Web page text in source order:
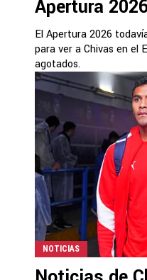
Apertura
El Apertura 2026
para ver a Chivas en el
agotados.
NOTICIAS